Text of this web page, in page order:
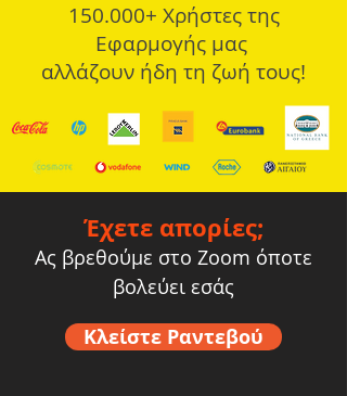
150.000+ Χρήστες της
Εφαρμογής μας
αλλάζουν ήδη τη ζωή τους!
Έχετε απορίες;
Ας βρεθούμε στο Zoom όποτε
βολεύει εσάς
Κλείστε Ραντεβού